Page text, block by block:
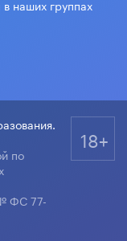
наших группах
по
ФС 77-
18+